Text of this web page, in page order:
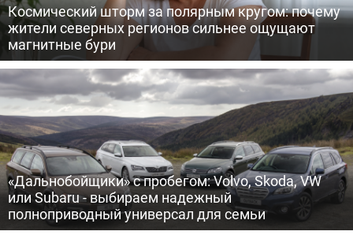
Космический шторм за полярным кругом: почему
жители северных регионов сильнее ощущают
магнитные бури
«Дальнобойщики» с пробегом: Volvo, Skoda, VW
или Subaru - выбираем надежный
полноприводный универсал для семьи